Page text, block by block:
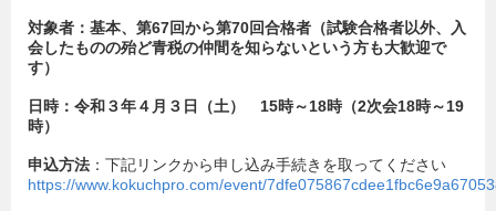
対象者：基本、第67回から第70回合格者（試験合格者以外、入
会したものの殆ど青税の仲間を知らないという方も大歓迎で
す）
日時：令和３年４月３日（土） 15時～18時（2次会18時～19
時）
申込方法 ：下記リンクから申し込み手続きを取ってください
https://www.kokuchpro.com/event/